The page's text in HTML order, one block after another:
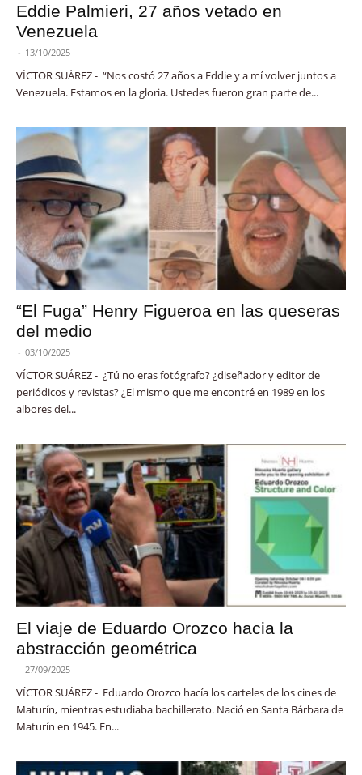
Eddie Palmieri, 27 años vetado en
Venezuela
- 13/10/2025
VÍCTOR SUÁREZ - “Nos costó 27 años a Eddie y a mí volver juntos a
Venezuela. Estamos en la gloria. Ustedes fueron gran parte de...
“El Fuga” Henry Figueroa en las queseras
del medio
- 03/10/2025
VÍCTOR SUÁREZ - ¿Tú no eras fotógrafo? ¿diseñador y editor de
periódicos y revistas? ¿El mismo que me encontré en 1989 en los
albores del...
El viaje de Eduardo Orozco hacia la
abstracción geométrica
- 27/09/2025
VÍCTOR SUÁREZ - Eduardo Orozco hacía los carteles de los cines de
Maturín, mientras estudiaba bachillerato. Nació en Santa Bárbara de
Maturín en 1945. En...